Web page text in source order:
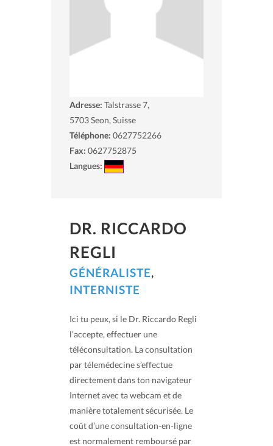
Adresse: Talstrasse 7,
5703Seon, Suisse
Téléphone: 0627752266
Fax: 0627752875
Langues:
DR. RICCARDO
REGLI
GÉNÉRALISTE,
INTERNISTE
Ici tu peux, si le Dr. Riccardo Regli
l’accepte, effectuer une
téléconsultation. La consultation
par télemédecine s’effectue
directement dans ton navigateur
Internet avec ta webcam et de
manière totalement sécurisée. Le
coût d’une consultation-en-ligne
est normalement remboursé par